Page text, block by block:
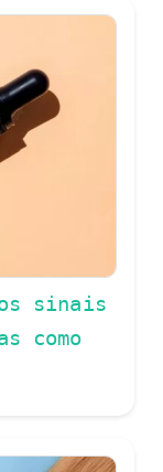
sinais
como